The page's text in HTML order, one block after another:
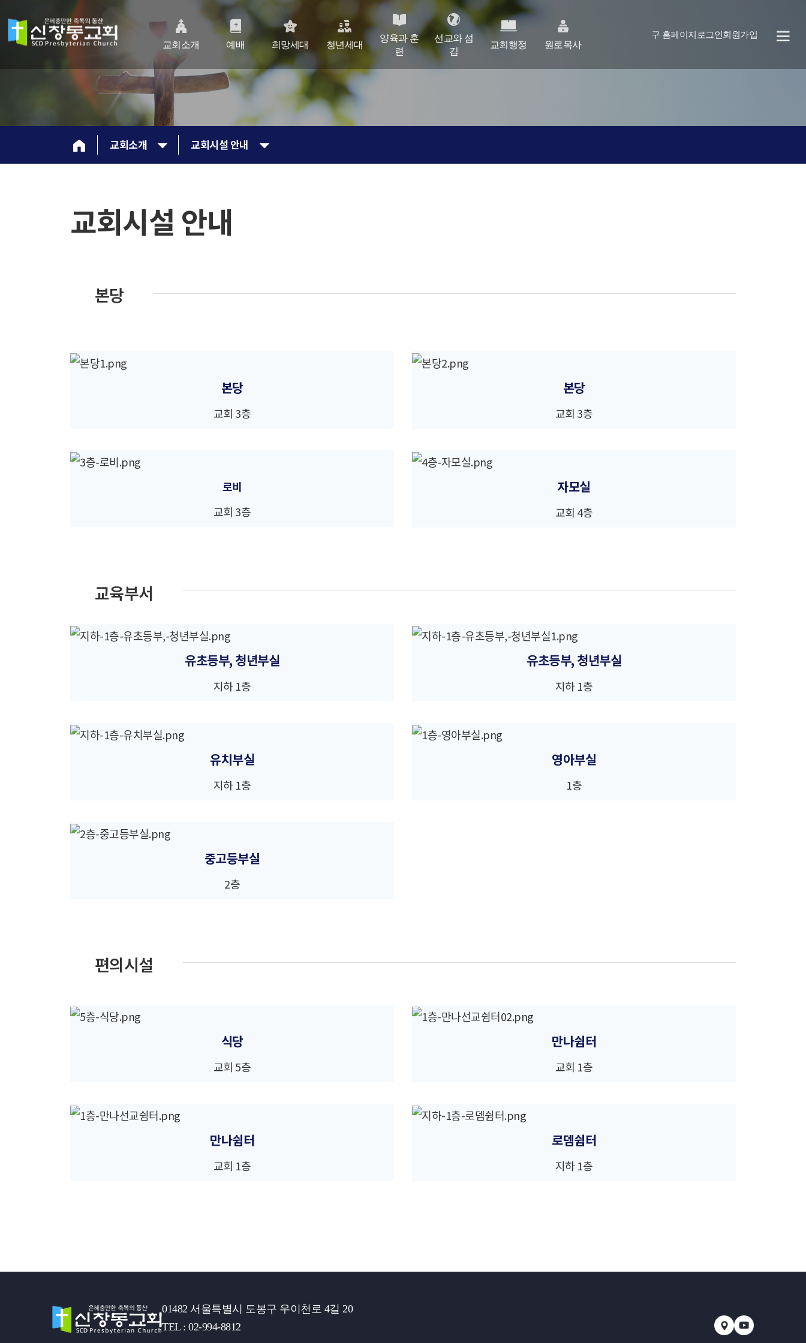
교회소개 예배 희망세대 청년세대
양육과 훈
련
선교와 섬
김
교회행정 원로목사
구 홈페이지 로그인회원가입
교회소개 교회시설 안내
교회시설 안내
본당
본당
교회 3층
본당
교회 3층
로비
교회 3층
자모실
교회 4층
교육부서
유초등부, 청년부실
지하 1층
유초등부, 청년부실
지하 1층
유치부실
지하 1층
영아부실
1층
중고등부실
2층
편의시설
식당
교회 5층
만나쉼터
교회 1층
만나쉼터
교회 1층
로뎀쉼터
지하 1층
01482 서울특별시 도봉구 우이천로 4길 20
TEL : 02-994-8812